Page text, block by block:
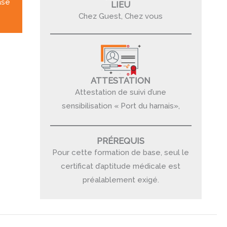
LIEU
Chez Guest, Chez vous
ATTESTATION
Attestation de suivi d’une
sensibilisation « Port du harnais»,
PRÉREQUIS
Pour cette formation de base, seul le
certificat d’aptitude médicale est
préalablement exigé.